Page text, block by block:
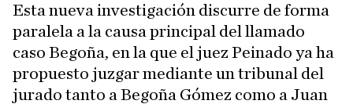
Esta nueva investigación discurre de forma
paralela a la causa principal del llamado
caso Begoña, en la que el juez Peinado ya ha
propuesto juzgar mediante un tribunal del
jurado tanto a Begoña Gómez como a Juan